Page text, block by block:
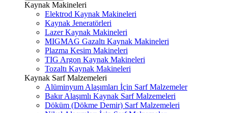
Kaynak Makineleri
Elektrod Kaynak Makineleri
Kaynak Jeneratörleri
Lazer Kaynak Makineleri
MIGMAG Gazaltı Kaynak Makineleri
Plazma Kesim Makineleri
TIG Argon Kaynak Makineleri
Tozaltı Kaynak Makineleri
Kaynak Sarf Malzemeleri
Alüminyum Alaşımları İçin Sarf Malzemeler
Bakır Alaşımlı Kaynak Sarf Malzemeleri
Döküm (Dökme Demir) Sarf Malzemeleri